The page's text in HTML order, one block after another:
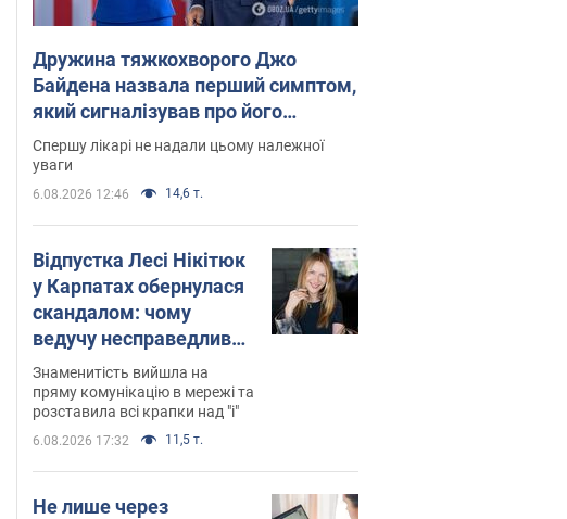
Дружина тяжкохворого Джо
Байдена назвала перший симптом,
який сигналізував про його
"агресивний" рак
Спершу лікарі не надали цьому належної
уваги
6.08.2026 12:46 14,6 т.
Відпустка Лесі Нікітюк
у Карпатах обернулася
скандалом: чому
ведучу несправедливо
захейтили
Знаменитість вийшла на
пряму комунікацію в мережі та
розставила всі крапки над "і"
6.08.2026 17:32 11,5 т.
Не лише через